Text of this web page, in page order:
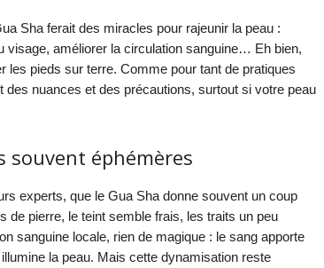
Sha ferait des miracles pour rajeunir la peau :
visage, améliorer la circulation sanguine… Eh bien,
les pieds sur terre. Comme pour tant de pratiques
nuances et des précautions, surtout si votre peau
souvent éphémères
experts, que le Gua Sha donne souvent un coup
de pierre, le teint semble frais, les traits un peu
sanguine locale, rien de magique : le sang apporte
la peau. Mais cette dynamisation reste